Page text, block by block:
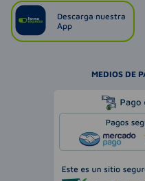
Descarga nuestra
App
MEDIOS DE